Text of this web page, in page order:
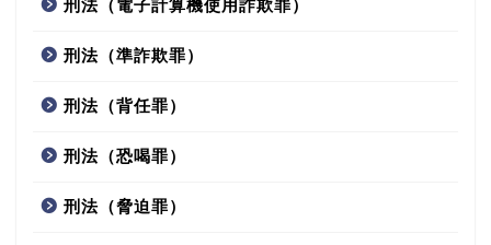
刑法（電子計算機使用詐欺罪）
刑法（準詐欺罪）
刑法（背任罪）
刑法（恐喝罪）
刑法（脅迫罪）